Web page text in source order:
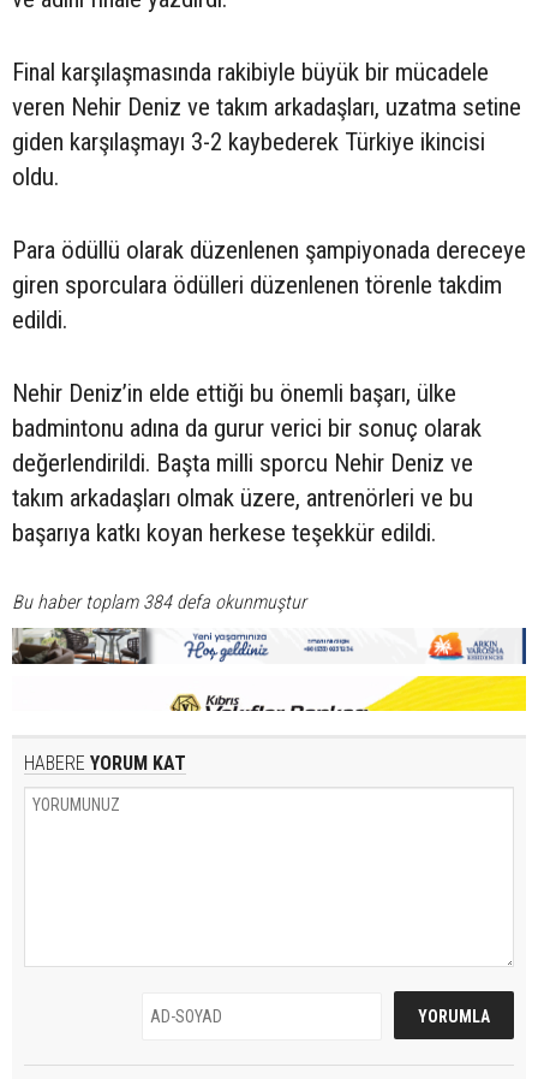
Final karşılaşmasında rakibiyle büyük bir mücadele
veren Nehir Deniz ve takım arkadaşları, uzatma setine
giden karşılaşmayı 3-2 kaybederek Türkiye ikincisi
oldu.
Para ödüllü olarak düzenlenen şampiyonada dereceye
giren sporculara ödülleri düzenlenen törenle takdim
edildi.
Nehir Deniz’in elde ettiği bu önemli başarı, ülke
badmintonu adına da gurur verici bir sonuç olarak
değerlendirildi. Başta milli sporcu Nehir Deniz ve
takım arkadaşları olmak üzere, antrenörleri ve bu
başarıya katkı koyan herkese teşekkür edildi.
Bu haber toplam 384 defa okunmuştur
HABERE YORUM KAT